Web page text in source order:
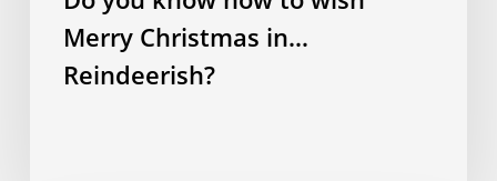
Merry Christmas in…
Reindeerish?